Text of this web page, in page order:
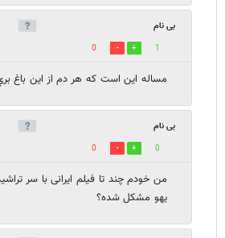
بی نام
1
0
مساله اين است كه هر دم از اين باغ
بی نام
0
0
من خودم چند تا فیلم ایرانی با سر
یهو مشکل شده؟